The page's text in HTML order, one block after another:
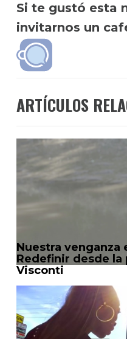
Si te gustó esta
invitarnos un
ARTÍCULOS
Nuestra venganza
Redefinir desde la
Visconti